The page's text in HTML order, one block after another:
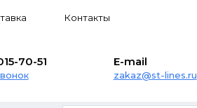
Контакты
70-51 E-mail
zakaz@st-lines.ru